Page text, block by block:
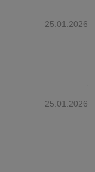
25.01.2026
25.01.2026